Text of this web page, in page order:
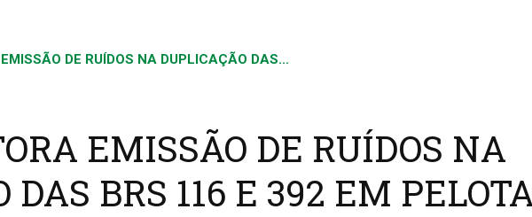
DE RUÍDOS NA DUPLICAÇÃO DAS...
EMISSÃO DE RUÍDOS NA
DAS BRS 116 E 392 EM